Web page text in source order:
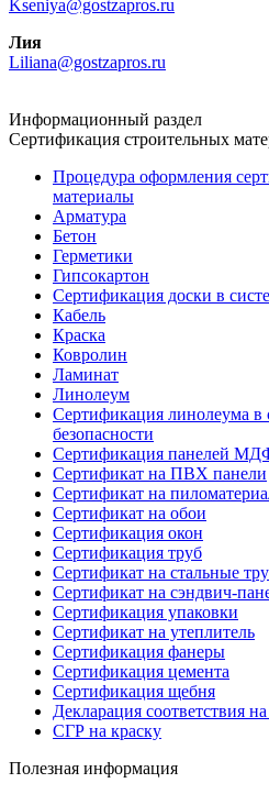
Kseniya@gostzapros.ru
Лия
Liliana@gostzapros.ru
Информационный раздел
Сертификация строительных
Процедура оформления
материалы
Арматура
Бетон
Герметики
Гипсокартон
Сертификация доски в
Кабель
Краска
Ковролин
Ламинат
Линолеум
Сертификация линолеума в
безопасности
Сертификация панелей
Сертификат на ПВХ панели
Сертификат на
Сертификат на обои
Сертификация окон
Сертификация труб
Сертификат на стальные
Сертификат на сэндвич-
Сертификация упаковки
Сертификат на утеплитель
Сертификация фанеры
Сертификация цемента
Сертификация щебня
Декларация соответствия
СГР на краску
Полезная информация